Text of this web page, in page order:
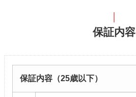
保証内容
保証内容（25歳以下）